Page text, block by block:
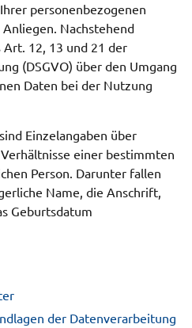
personenbezogenen
Nachstehend
12, 13 und 21 der
(DSGVO) über den Umgang
Daten bei der Nutzung
Einzelangaben über
einer bestimmten
Person. Darunter fallen
Name, die Anschrift,
Geburtsdatum
der Datenverarbeitung